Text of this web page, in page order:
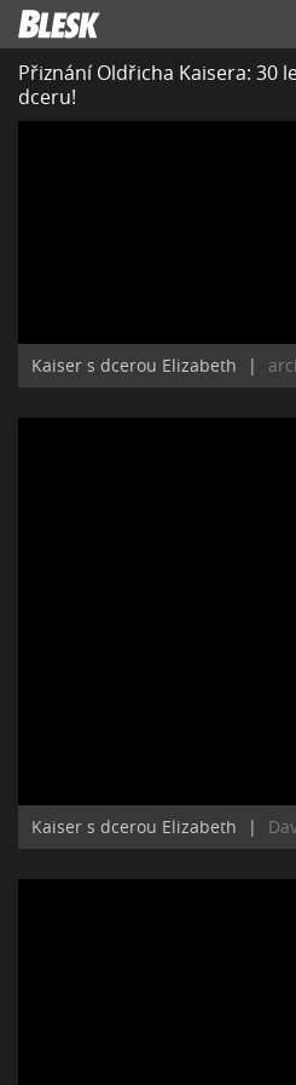
Přiznání Oldřicha Kaisera: 30
dceru!
Kaiser s dcerou Elizabeth |
Kaiser s dcerou Elizabeth |